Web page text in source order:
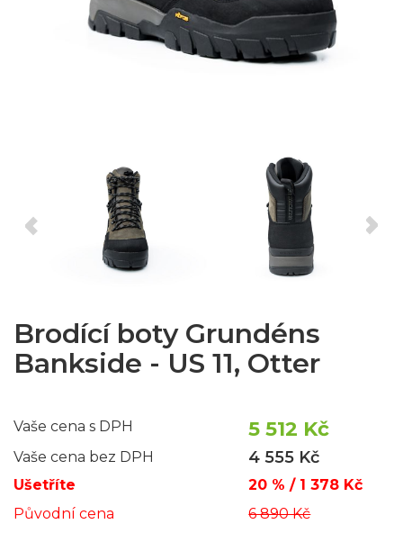
Brodící boty Grundéns
Bankside - US 11, Otter
Vaše cena s DPH 5 512 Kč
Vaše cena bez DPH 4 555 Kč
Ušetříte
20 % / 1 378 Kč
Původní cena
6 890 Kč